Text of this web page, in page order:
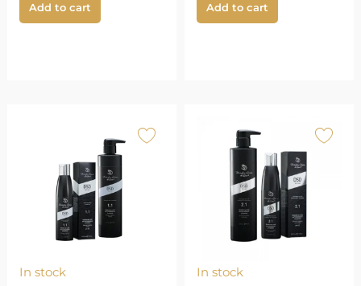
Add to cart Add to cart
In stock In stock